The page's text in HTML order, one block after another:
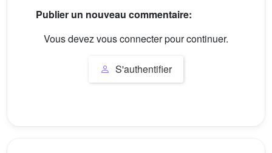
Publier un nouveau commentaire:
Vous devez vous connecter pour continuer.
S'authentifier